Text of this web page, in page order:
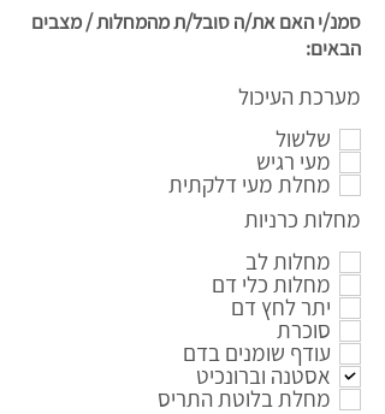
סמנ/י האם את/ה סובל/ת מהמחלות / מצבים
הבאים:
מערכת העיכול
שלשול
מעי רגיש
מחלת מעי דלקתית
מחלות כרניות
מחלות לב
מחלות כלי דם
יתר לחץ דם
סוכרת
עודף שומנים בדם
אסטנה וברונכיט
מחלת בלוטת התריס